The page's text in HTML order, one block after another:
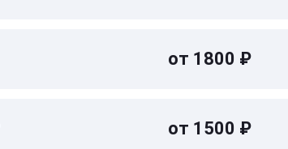
от 1800 ₽
от 1500 ₽